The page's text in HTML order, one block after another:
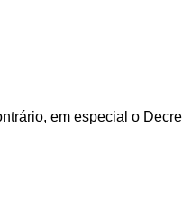
em especial o